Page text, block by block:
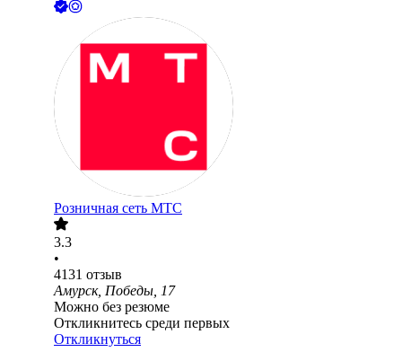
Розничная сеть МТС
3.3
•
4131 отзыв
Амурск, Победы, 17
Можно без резюме
Откликнитесь среди первых
Откликнуться